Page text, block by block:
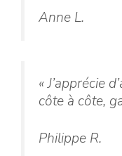
Anne L.
« J’apprécie
côte à côte,
Philippe R.